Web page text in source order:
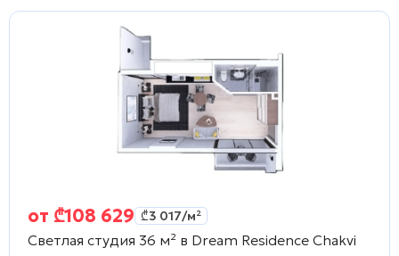
от ₾108 629 ₾3 017/м²
Светлая студия 36 м² в Dream Residence Chakvi